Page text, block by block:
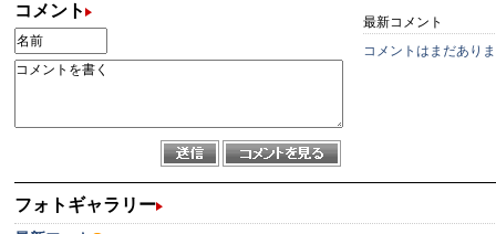
コメント
最新コメント
コメントはまだあり